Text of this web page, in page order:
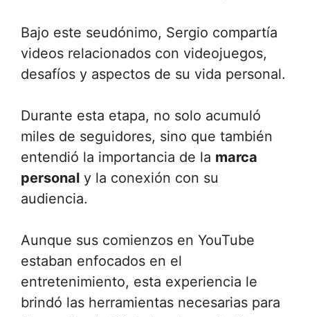
Bajo este seudónimo, Sergio compartía
videos relacionados con videojuegos,
desafíos y aspectos de su vida personal.
Durante esta etapa, no solo acumuló
miles de seguidores, sino que también
entendió la importancia de la marca
personal y la conexión con su
audiencia.
Aunque sus comienzos en YouTube
estaban enfocados en el
entretenimiento, esta experiencia le
brindó las herramientas necesarias para